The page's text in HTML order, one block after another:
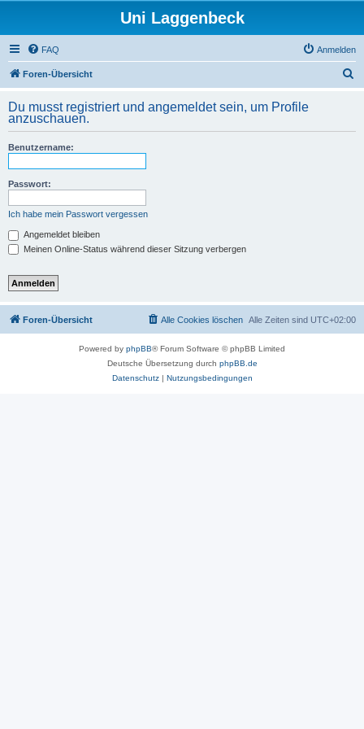
Uni Laggenbeck
FAQ Anmelden
Foren-Übersicht
h
Du musst registriert und angemeldet sein, um Profile
anzuschauen.
Benutzername:
Passwort:
Ich habe mein Passwort vergessen
Angemeldet bleiben
Meinen Online-Status während dieser Sitzung verbergen
Foren-Übersicht Alle Zeiten sind UTC+02:00
Alle Cookies löschen
Powered by phpBB® Forum Software © phpBB Limited
Deutsche Übersetzung durch phpBB.de
Datenschutz| Nutzungsbedingungen